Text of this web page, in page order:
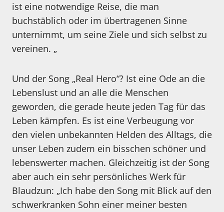
ist eine notwendige Reise, die man
buchstäblich oder im übertragenen Sinne
unternimmt, um seine Ziele und sich selbst zu
vereinen. „
Und der Song „Real Hero“? Ist eine Ode an die
Lebenslust und an alle die Menschen
geworden, die gerade heute jeden Tag für das
Leben kämpfen. Es ist eine Verbeugung vor
den vielen unbekannten Helden des Alltags, die
unser Leben zudem ein bisschen schöner und
lebenswerter machen. Gleichzeitig ist der Song
aber auch ein sehr persönliches Werk für
Blaudzun: „Ich habe den Song mit Blick auf den
schwerkranken Sohn einer meiner besten